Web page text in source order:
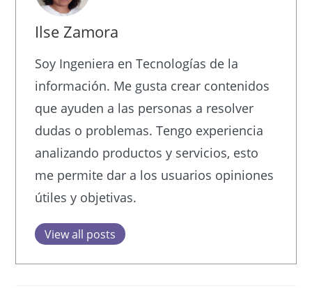
Ilse Zamora
Soy Ingeniera en Tecnologías de la
información. Me gusta crear contenidos
que ayuden a las personas a resolver
dudas o problemas. Tengo experiencia
analizando productos y servicios, esto
me permite dar a los usuarios opiniones
útiles y objetivas.
View all posts